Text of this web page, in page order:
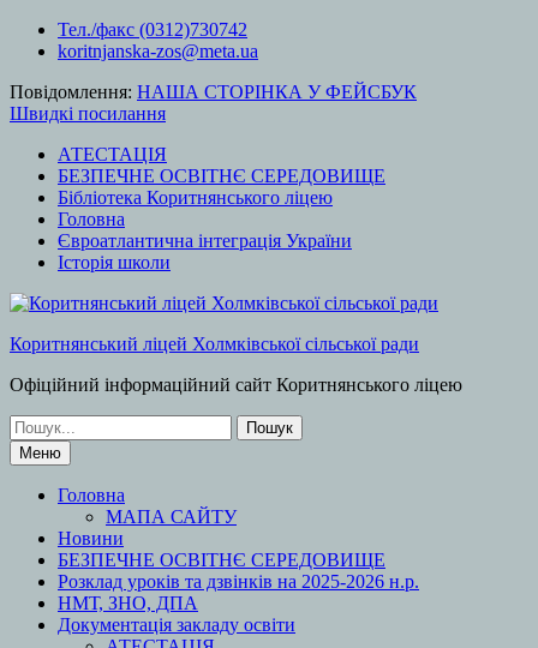
ПерейтиТел./факс (0312)730742
koritnjanska-zos@meta.ua
Повідомлення: НАША СТОРІНКА У ФЕЙСБУК
Швидкі посилання
АТЕСТАЦІЯ
БЕЗПЕЧНЕ ОСВІТНЄ СЕРЕДОВИЩЕ
Бібліотека Коритнянського ліцею
Головна
Євроатлантична інтеграція України
Історія школи
Коритнянський ліцей Холмківської сільської ради
Офіційний інформаційний сайт Коритнянського ліцею
Шукати:
Меню
Головна
МАПА САЙТУ
Новини
БЕЗПЕЧНЕ ОСВІТНЄ СЕРЕДОВИЩЕ
Розклад уроків та дзвінків на 2025-2026 н.р.
НМТ, ЗНО, ДПА
Документація закладу освіти